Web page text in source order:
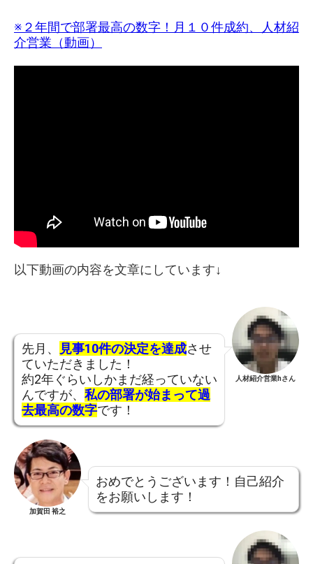
※２年間で部署最高の数字！月１０件成約、人材紹
介営業（動画）
以下動画の内容を文章にしています↓
先月、 見事10件の決定を達成させ
ていただきました！
約2年ぐらいしかまだ経っていない
んですが、 私の部署が始まって過
去最高の数字です！
人材紹介営業hさん
加賀田 裕之
おめでとうございます！自己紹介
をお願いします！